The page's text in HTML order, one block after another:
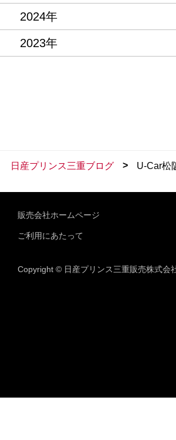
2024年
2023年
日産プリンス三重ブログ > U-Car松
販売会社ホームページ
ご利用にあたって
Copyright © 日産プリンス三重販売株式会